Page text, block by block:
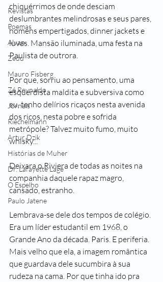
Revistas
Poemas
Alvan
Zedu
Mauro Fisberg
Zé Reynaldo
Jornais
Riechelmann
Artur Dzik
Histórias de Muher
Dr. Lafayette Lage
O Espelho
Paulo Jatene
chiquérrimos de onde desciam
deslumbrantes melindrosas e seus pares,
homens empertigados, dinner jackets e
luvas. Mansão iluminada, uma festa na
Paulista de outrora.
Por que, sorriu ao pensamento, uma
esquerdista maldita e subversiva como
eu, tenho delírios ricaços nesta avenida
dos ricos, nesta pobre e sofrida
metrópole? Talvez muito fumo, muito
whisky...
Deixara o Riviera de todas as noites na
companhia daquele rapaz magro,
cansado, estranho.
Lembrava-se dele dos tempos de colégio.
Era um líder estudantil em 1968, o
Grande Ano da década. Paris. E periferia.
Mais velho que ela, a imagem romântica
que guardava dele sucumbira à sua
rudeza na cama. Por que tinha ido pra